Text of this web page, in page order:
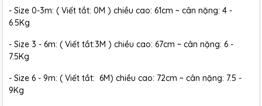
- Size 0-3m: ( Viết tắt: 0M ) chiều cao: 61cm ~ cân nặng: 4 -
6.5Kg
- Size 3 - 6m: ( Viết tắt:3M ) chiều cao: 67cm ~ cân nặng: 6 -
7.5Kg
- Size 6 - 9m: ( Viết tắt: 6M) chiều cao: 72cm ~ cân nặng: 7.5 -
9Kg